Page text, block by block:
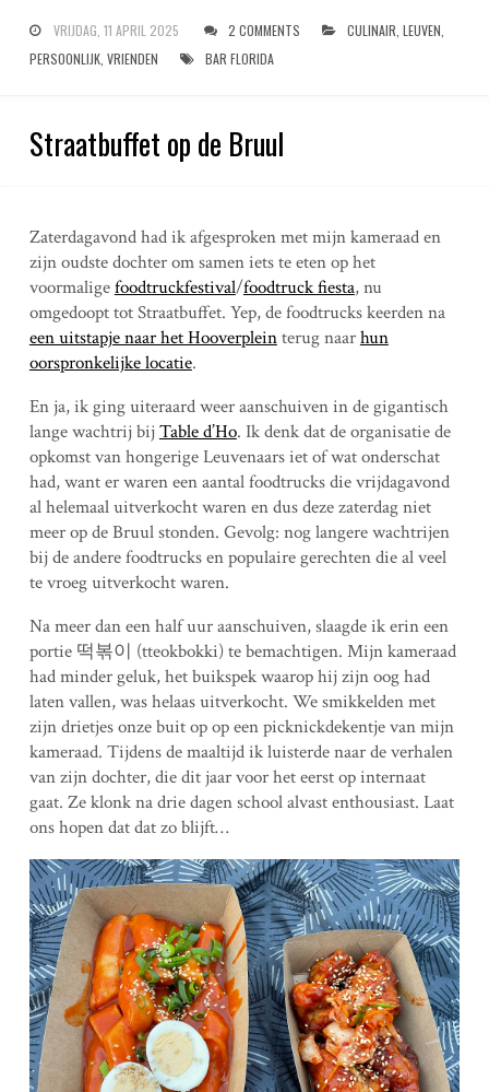
VRIJDAG, 11 APRIL 2025 2 COMMENTS CULINAIR LEUVEN
PERSOONLIJK, VRIENDEN BAR FLORIDA
Straatbuffet op de Bruul
Zaterdagavond had ik afgesproken met mijn kameraad en
zijn oudste dochter om samen iets te eten op het
voormaligefoodtruckfestival/foodtruck fiesta, nu
omgedoopt tot Straatbuffet. Yep, de foodtrucks keerden na
een uitstapje naar het Hooverpleinterug naarhun
oorspronkelijke locatie.
En ja, ik ging uiteraard weer aanschuiven in de gigantisch
lange wachtrij bijTable d’Ho. Ik denk dat de organisatie de
opkomst van hongerige Leuvenaars iet of wat onderschat
had, want er waren een aantal foodtrucks die vrijdagavond
al helemaal uitverkocht waren en dus deze zaterdag niet
meer op de Bruul stonden. Gevolg: nog langere wachtrijen
bij de andere foodtrucks en populaire gerechten die al veel
te vroeg uitverkocht waren.
Na meer dan een half uur aanschuiven, slaagde ik erin een
portie 떡볶이 (tteokbokki) te bemachtigen. Mijn kameraad
had minder geluk, het buikspek waarop hij zijn oog had
laten vallen, was helaas uitverkocht. We smikkelden met
zijn drietjes onze buit op op een picknickdekentje van mijn
kameraad. Tijdens de maaltijd ik luisterde naar de verhalen
van zijn dochter, die dit jaar voor het eerst op internaat
gaat. Ze klonk na drie dagen school alvast enthousiast. Laat
ons hopen dat dat zo blijft…